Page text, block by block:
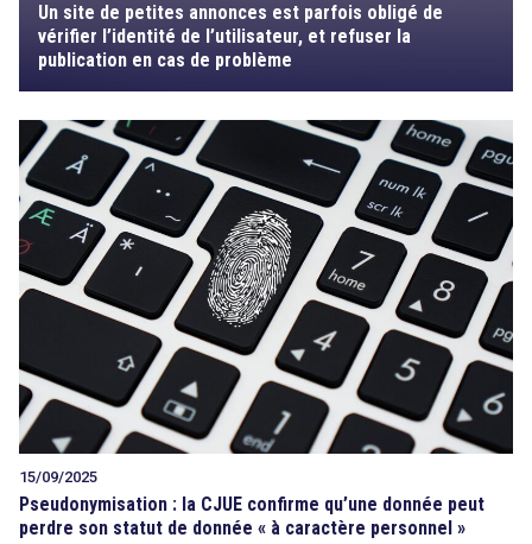
Un site de petites annonces est parfois obligé de
vérifier l’identité de l’utilisateur, et refuser la
publication en cas de problème
15/09/2025
Pseudonymisation : la CJUE confirme qu’une donnée peut
perdre son statut de donnée « à caractère personnel »